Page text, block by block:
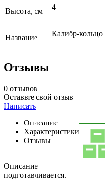
Высота, см 4
Название Калибр-
Отзывы
0 отзывов
Оставьте свой отзыв
Написать
Описание
Характеристики
Отзывы
Описание
подготавливается.